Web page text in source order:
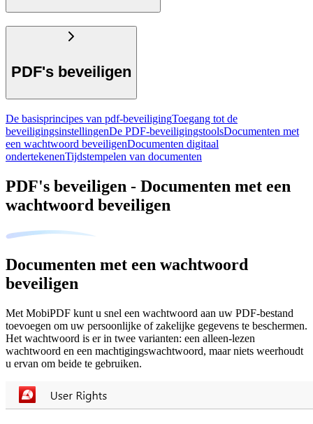
PDF's beveiligen
De basisprincipes van pdf-beveiligingToegang tot de
beveiligingsinstellingenDe PDF-beveiligingstoolsDocumenten met
een wachtwoord beveiligenDocumenten digitaal
ondertekenenTijdstempelen van documenten
PDF's beveiligen - Documenten met een
wachtwoord beveiligen
Documenten met een wachtwoord
beveiligen
Met MobiPDF kunt u snel een wachtwoord aan uw PDF-bestand
toevoegen om uw persoonlijke of zakelijke gegevens te beschermen.
Het wachtwoord is er in twee varianten: een alleen-lezen
wachtwoord en een machtigingswachtwoord, maar niets weerhoudt
u ervan om beide te gebruiken.